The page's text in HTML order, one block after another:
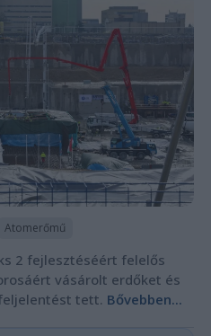
Atomerőmű
2 fejlesztéséért felelős
vásárolt erdőket és
tett. Bővebben...